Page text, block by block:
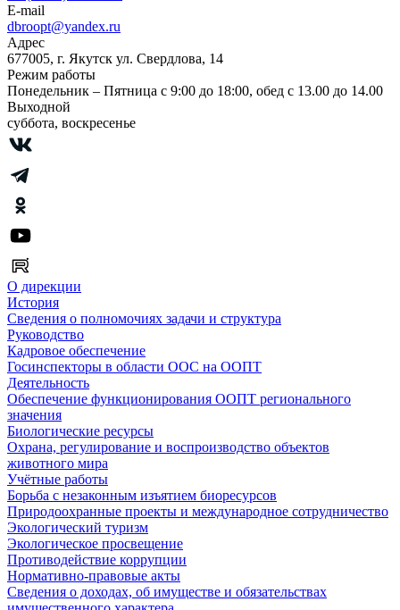
E-mail
dbroopt@yandex.ru
Адрес
677005, г. Якутск ул. Свердлова, 14
Режим работы
Понедельник – Пятница с 9:00 до 18:00, обед с 13.00 до 14.00
Выходной
суббота, воскресенье
О дирекции
История
Сведения о полномочиях задачи и структура
Руководство
Кадровое обеспечение
Госинспекторы в области ООС на ООПТ
Деятельность
Обеспечение функционирования ООПТ регионального
значения
Биологические ресурсы
Охрана, регулирование и воспроизводство объектов
животного мира
Учётные работы
Борьба с незаконным изъятием биоресурсов
Природоохранные проекты и международное сотрудничество
Экологический туризм
Экологическое просвещение
Противодействие коррупции
Нормативно-правовые акты
Сведения о доходах, об имуществе и обязательствах